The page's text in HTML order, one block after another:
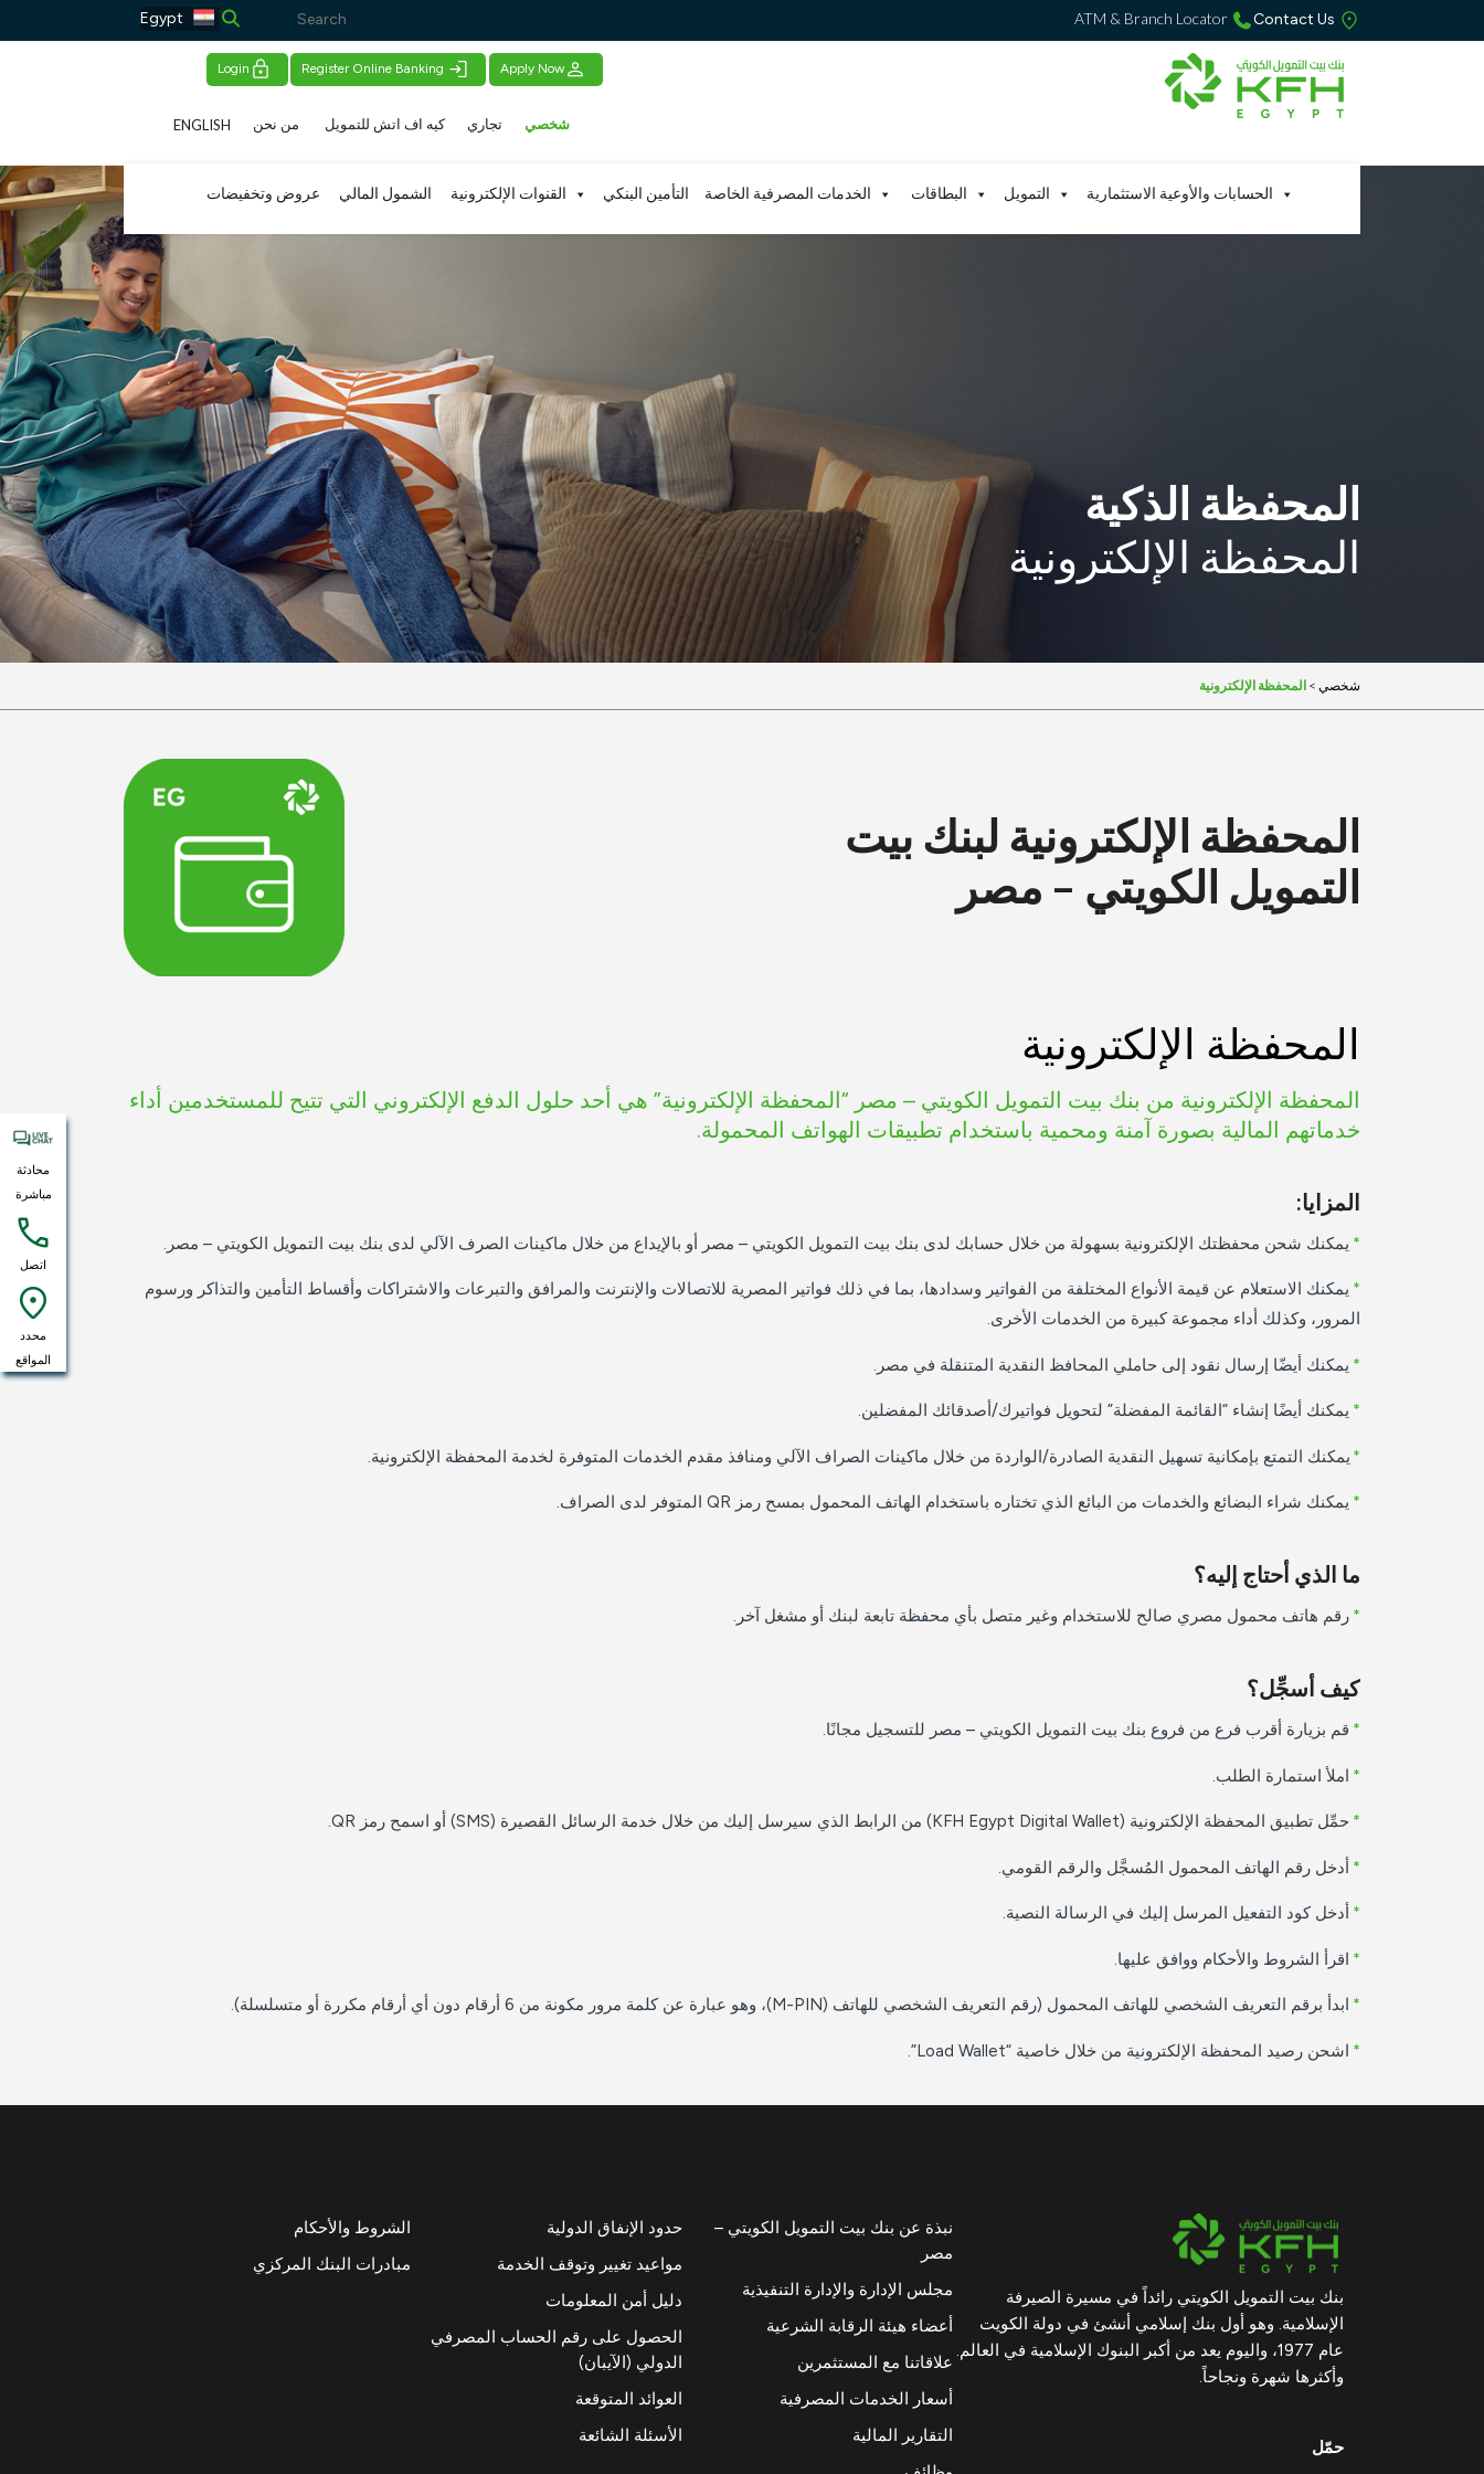
Contact Us
Apply Now
Login
شخصي
الحسابات والأوعية الاستثمارية التمويل البطاقات الخدمات المصرفية الخاصة التأمين البنكي القنوات الإلكترونية الشمول المالي عروض وتخفيضات
تجاري كيه اف اتش للتمويل من نحن ENGLISH
المحفظة الإلكترونية
المحفظة الذكية
شخصي > المحفظة الإلكترونية
المحفظة الإلكترونية لبنك بيت
التمويل الكويتي – مصر
المحفظة الإلكترونية
المحفظة الإلكترونية من بنك بيت التمويل الكويتي – مصر “المحفظة الإلكترونية” هي أحد حلول الدفع الإلكتروني التي تتيح للمستخدمين أداء
خدماتهم المالية بصورة آمنة ومحمية باستخدام تطبيقات الهواتف المحمولة.
المزايا:
* يمكنك شحن محفظتك الإلكترونية بسهولة من خلال حسابك لدى بنك بيت التمويل الكويتي – مصر أو بالإيداع من خلال ماكينات الصرف الآلي لدى بنك بيت التمويل الكويتي – مصر.
* يمكنك الاستعلام عن قيمة الأنواع المختلفة من الفواتير وسدادها، بما في ذلك فواتير المصرية للاتصالات والإنترنت والمرافق والتبرعات والاشتراكات وأقساط التأمين والتذاكر ورسوم
المرور، وكذلك أداء مجموعة كبيرة من الخدمات الأخرى.
* يمكنك أيضّا إرسال نقود إلى حاملي المحافظ النقدية المتنقلة في مصر.
* يمكنك أيضًا إنشاء “القائمة المفضلة” لتحويل فواتيرك/أصدقائك المفضلين.
* يمكنك التمتع بإمكانية تسهيل النقدية الصادرة/الواردة من خلال ماكينات الصراف الآلي ومنافذ مقدم الخدمات المتوفرة لخدمة المحفظة الإلكترونية.
* يمكنك شراء البضائع والخدمات من البائع الذي تختاره باستخدام الهاتف المحمول بمسح رمز QR المتوفر لدى الصراف.
ما الذي أحتاج إليه؟
* رقم هاتف محمول مصري صالح للاستخدام وغير متصل بأي محفظة تابعة لبنك أو مشغل آخر.
كيف أسجِّل؟
* قم بزيارة أقرب فرع من فروع بنك بيت التمويل الكويتي – مصر للتسجيل مجانًا.
* املأ استمارة الطلب.
* حمِّل تطبيق المحفظة الإلكترونية (KFH Egypt Digital Wallet) من الرابط الذي سيرسل إليك من خلال خدمة الرسائل القصيرة (SMS) أو اسمح رمز QR.
* أدخل رقم الهاتف المحمول المُسجَّل والرقم القومي.
* أدخل كود التفعيل المرسل إليك في الرسالة النصية.
* اقرأ الشروط والأحكام ووافق عليها.
* ابدأ برقم التعريف الشخصي للهاتف المحمول (رقم التعريف الشخصي للهاتف (M-PIN)، وهو عبارة عن كلمة مرور مكونة من 6 أرقام دون أي أرقام مكررة أو متسلسلة).
* اشحن رصيد المحفظة الإلكترونية من خلال خاصية “Load Wallet”.
بنك بيت التمويل الكويتي رائداً في مسيرة الصيرفة
الإسلامية. وهو أول بنك إسلامي أنشئ في دولة الكويت
عام 1977، واليوم يعد من أكبر البنوك الإسلامية في العالم.
وأكثرها شهرة ونجاحاً.
حمّل
نبذة عن بنك بيت التمويل الكويتي –
مصر
مجلس الإدارة والإدارة التنفيذية
أعضاء هيئة الرقابة الشرعية
علاقاتنا مع المستثمرين
أسعار الخدمات المصرفية
التقارير المالية
حدود الإنفاق الدولية
مواعيد تغيير وتوقف الخدمة
دليل أمن المعلومات
الحصول على رقم الحساب المصرفي
الدولي (الآيبان)
العوائد المتوقعة
الأسئلة الشائعة
الشروط والأحكام
مبادرات البنك المركزي
محادثة
مباشرة
اتصل
محدد
المواقع